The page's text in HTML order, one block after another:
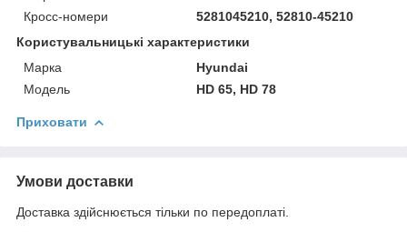
Кросс-номери
5281045210, 52810-45210
Користувальницькі характеристики
Марка
Hyundai
Модель
HD 65, HD 78
Приховати
Умови доставки
Доставка здійснюється тільки по передоплаті.